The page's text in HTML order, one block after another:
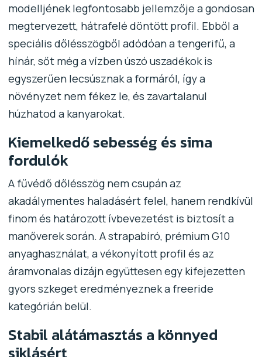
modelljének legfontosabb jellemzője a gondosan
megtervezett, hátrafelé döntött profil. Ebből a
speciális dőlésszögből adódóan a tengerifű, a
hínár, sőt még a vízben úszó uszadékok is
egyszerűen lecsúsznak a formáról, így a
növényzet nem fékez le, és zavartalanul
húzhatod a kanyarokat.
Kiemelkedő sebesség és sima
fordulók
A fűvédő dőlésszög nem csupán az
akadálymentes haladásért felel, hanem rendkívül
finom és határozott ívbevezetést is biztosít a
manőverek során. A strapabíró, prémium G10
anyaghasználat, a vékonyított profil és az
áramvonalas dizájn együttesen egy kifejezetten
gyors szkeget eredményeznek a freeride
kategórián belül.
Stabil alátámasztás a könnyed